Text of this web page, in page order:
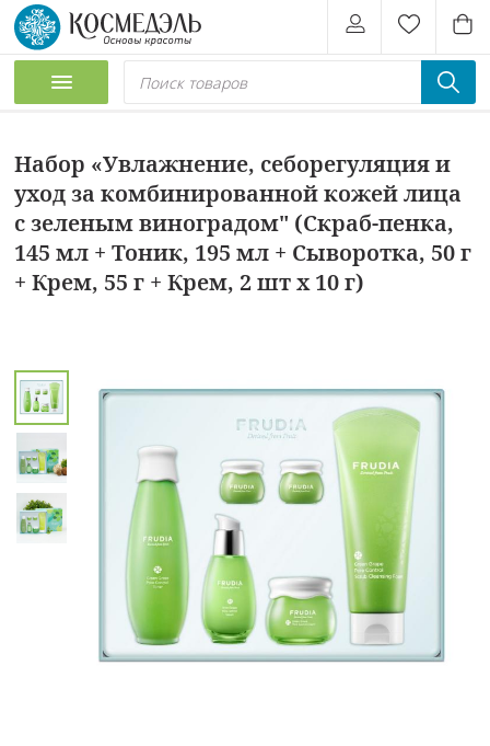
Набор «Увлажнение, себорегуляция и
уход за комбинированной кожей лица
с зеленым виноградом" (Скраб-пенка,
145 мл + Тоник, 195 мл + Сыворотка, 50 г
+ Крем, 55 г + Крем, 2 шт х 10 г)